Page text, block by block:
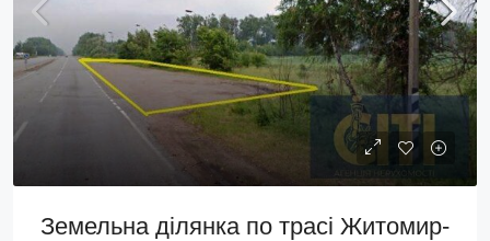
Земельна ділянка по трасі Житомир-